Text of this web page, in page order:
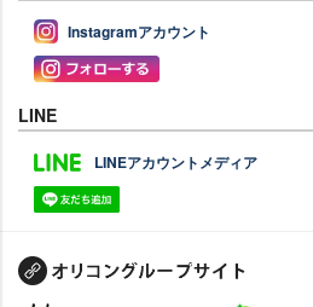
Instagramアカウント
LINE
LINEアカウントメディア